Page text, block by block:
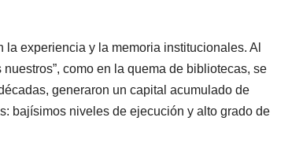
la experiencia y la memoria institucionales. Al
como en la quema de bibliotecas, se
generaron un capital acumulado de
bajísimos niveles de ejecución y alto grado de